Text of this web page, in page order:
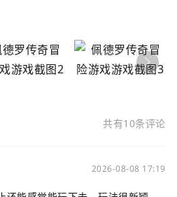
共有10条评论
2026-08-08 17:19